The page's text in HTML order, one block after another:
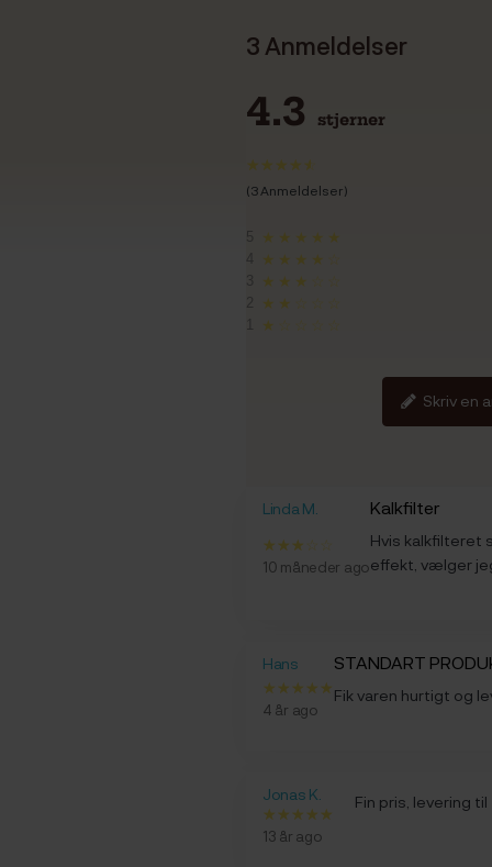
3 Anmeldelser
4.3 stjerner
(3 Anmeldelser)
5 ★★★★★
★★★★☆
3 ★★★☆☆
★★☆☆☆
★☆☆☆☆
Skriv en
Linda M.
10 måneder ago
Kalkfilter
Hvis kalkfilteret
effekt, vælger
Hans
4 år ago
sTANDART
Fik varen hurtigt og
Jonas K.
13 år ago
Fin pris, levering